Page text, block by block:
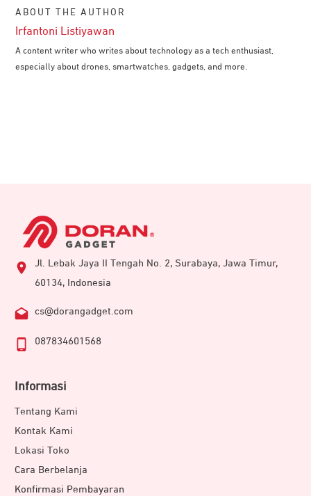
ABOUT THE AUTHOR
Irfantoni Listiyawan
A content writer who writes about technology as a tech enthusiast,
especially about drones, smartwatches, gadgets, and more.
Jl. Lebak Jaya II Tengah No. 2, Surabaya, Jawa Timur,
60134, Indonesia
cs@dorangadget.com
087834601568
Informasi
Tentang Kami
Kontak Kami
Lokasi Toko
Cara Berbelanja
Konfirmasi Pembayaran